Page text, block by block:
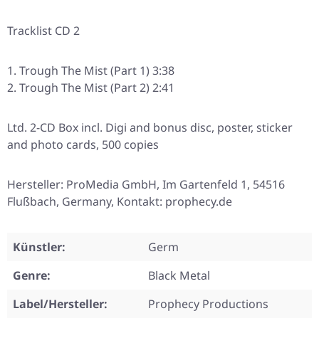
Tracklist CD 2
Trough The Mist (Part 1) 3:38
Trough The Mist (Part 2) 2:41
Ltd. 2-CD Box incl. Digi and bonus disc, poster, sticker
and photo cards, 500 copies
Hersteller: ProMedia GmbH, Im Gartenfeld 1, 54516
Flußbach, Germany, Kontakt: prophecy.de
Künstler:
Germ
Genre:
Black Metal
Label/Hersteller:
Prophecy Productions